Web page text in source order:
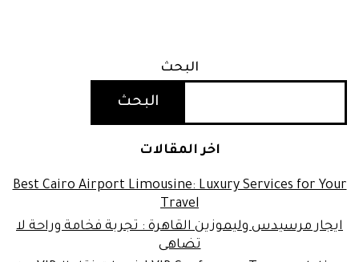
البحث
البحث
اخر المقالات
Best Cairo Airport Limousine: Luxury Services for Your
Travel
ايجار مرسيدس وليموزين القاهرة : تجربة فخامة وراحة لا
تضاهى